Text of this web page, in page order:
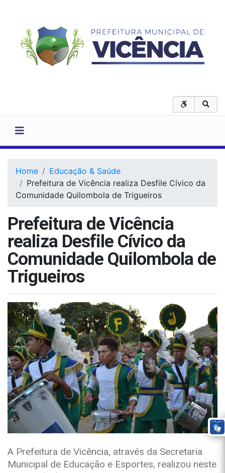
Home
Educação & Saúde
Prefeitura de Vicência realiza Desfile Cívico da
Comunidade Quilombola de Trigueiros
Prefeitura de Vicência
realiza Desfile Cívico da
Comunidade Quilombola de
Trigueiros
A Prefeitura de Vicência, através da Secretaria
Municipal de Educação e Esportes, realizou neste